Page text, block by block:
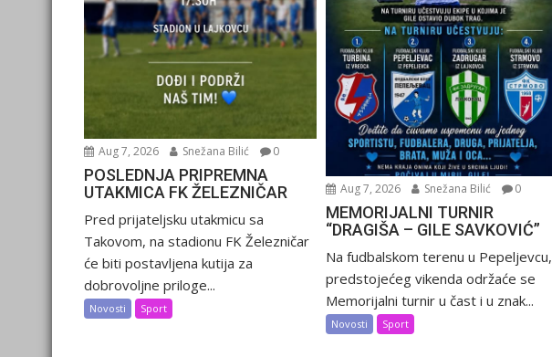
Aug 7, 2026 Snežana Bilić 0
POSLEDNJA PRIPREMNA
UTAKMICA FK ŽELEZNIČAR
Pred prijateljsku utakmicu sa
Takovom, na stadionu FK Železničar
će biti postavljena kutija za
dobrovoljne priloge...
Novosti Sport
Aug 7, 2026 Snežana Bilić 0
MEMORIJALNI TURNIR
“DRAGIŠA – GILE SAVKOVIĆ”
Na fudbalskom terenu u Pepeljevcu,
predstojećeg vikenda održaće se
Memorijalni turnir u čast i u znak...
Novosti Sport